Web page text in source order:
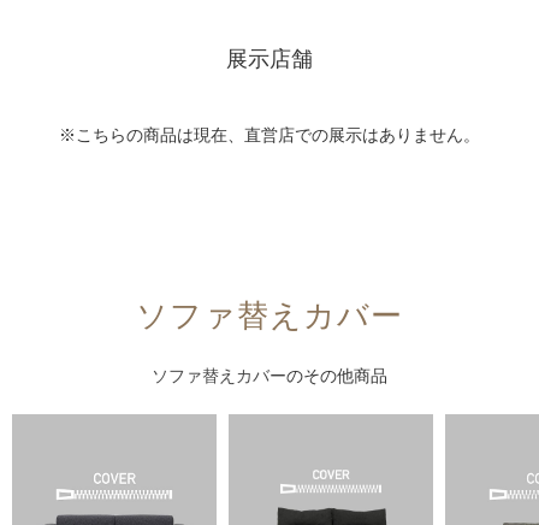
展示店舗
※こちらの商品は現在、直営店での展示はありません。
ソファ替えカバー
ソファ替えカバーのその他商品